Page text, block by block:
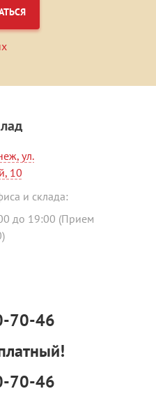
ул.
10
и склада:
до 19:00 (Прием
70-46
70-46